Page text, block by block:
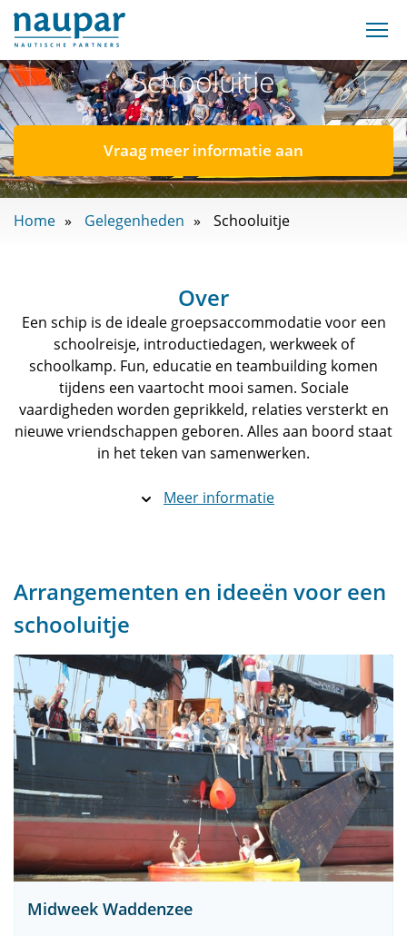
Schooluitje
Vraag meer informatie aan
Home Gelegenheden Schooluitje
Over
Een schip is de ideale groepsaccommodatie voor een
schoolreisje, introductiedagen, werkweek of
schoolkamp. Fun, educatie en teambuilding komen
tijdens een vaartocht mooi samen. Sociale
vaardigheden worden geprikkeld, relaties versterkt en
nieuwe vriendschappen geboren. Alles aan boord staat
in het teken van samenwerken.
Meer informatie
Arrangementen en ideeën voor een
schooluitje
Midweek Waddenzee